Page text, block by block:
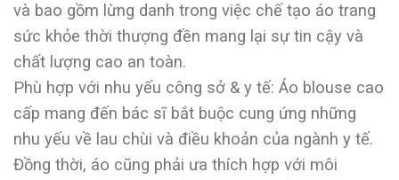
và bao gồm lừng danh trong việc chế tạo áo trang
sức khỏe thời thượng đền mang lại sự tin cậy và
chất lượng cao an toàn.
Phù hợp với nhu yếu công sở & y tế: Áo blouse cao
cấp mang đến bác sĩ bắt buộc cung ứng những
nhu yếu về lau chùi và điều khoản của ngành y tế.
Đồng thời, áo cũng phải ưa thích hợp với môi